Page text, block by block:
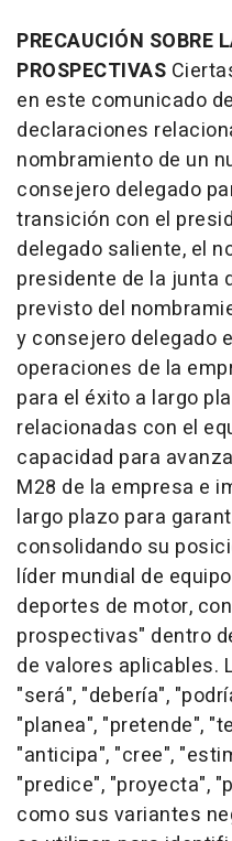
PRECAUCIÓN SOBRE
PROSPECTIVAS
en este comunicado
declaraciones
nombramiento de un
consejero delegado
transición con el
delegado saliente, el
presidente de la junta
previsto del
y consejero delegado
operaciones de la
para el éxito a largo
relacionadas con el
capacidad para
M28 de la empresa e
largo plazo para
consolidando su
líder mundial de
deportes de motor,
prospectivas" dentro
de valores aplicables.
"será", "debería",
"planea", "pretende",
"anticipa", "cree",
"predice", "proyecta",
como sus variantes